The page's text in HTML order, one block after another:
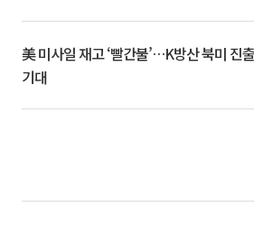
美 미사일 재고 ‘빨간불’…K방산 북미 진출
기대